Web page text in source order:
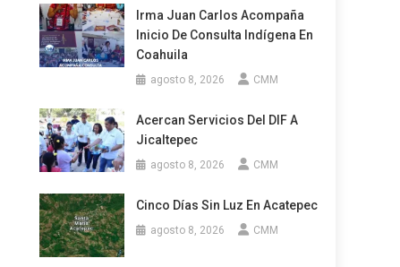
Irma Juan Carlos Acompaña
Inicio De Consulta Indígena En
Coahuila
agosto 8, 2026 CMM
Acercan Servicios Del DIF A
Jicaltepec
agosto 8, 2026 CMM
Cinco Días Sin Luz En Acatepec
agosto 8, 2026 CMM